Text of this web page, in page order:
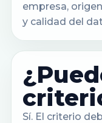
empresa,
y calidad del
Sí. El criterio